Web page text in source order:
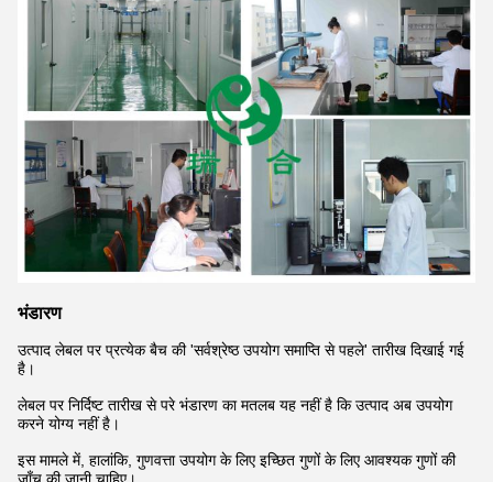
भंडारण
उत्पाद लेबल पर प्रत्येक बैच की 'सर्वश्रेष्ठ उपयोग समाप्ति से पहले' तारीख दिखाई गई
है।
लेबल पर निर्दिष्ट तारीख से परे भंडारण का मतलब यह नहीं है कि उत्पाद अब उपयोग
करने योग्य नहीं है।
इस मामले में, हालांकि, गुणवत्ता उपयोग के लिए इच्छित गुणों के लिए आवश्यक गुणों की